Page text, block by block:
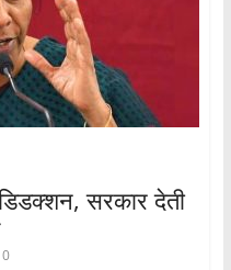
डिडक्शन, सरकार देती
0